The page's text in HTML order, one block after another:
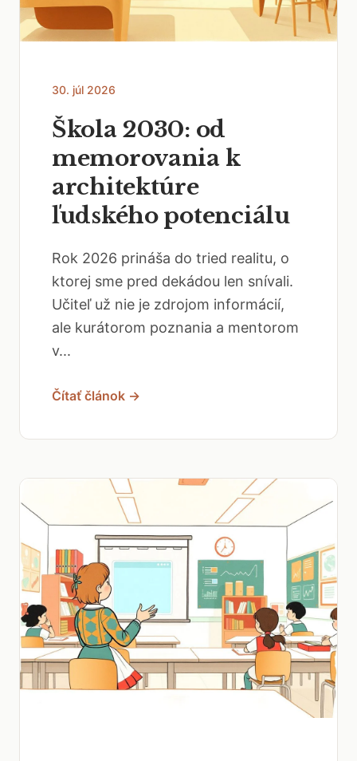
30. júl 2026
Škola 2030: od
memorovania k
architektúre
ľudského potenciálu
Rok 2026 prináša do tried realitu, o
ktorej sme pred dekádou len snívali.
Učiteľ už nie je zdrojom informácií,
ale kurátorom poznania a mentorom
v...
Čítať článok →